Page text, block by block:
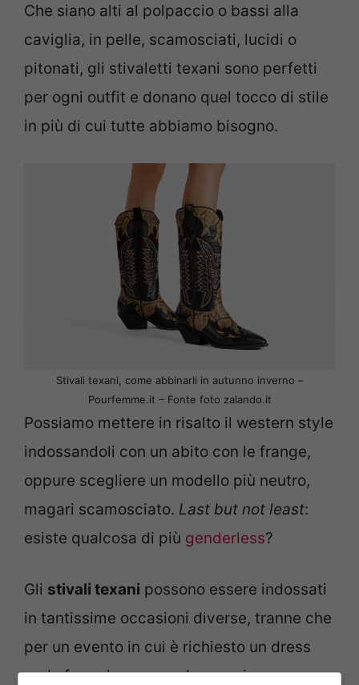
Che siano alti al polpaccio o bassi alla
caviglia, in pelle, scamosciati, lucidi o
pitonati, gli stivaletti texani sono perfetti
per ogni outfit e donano quel tocco di stile
in più di cui tutte abbiamo bisogno.
Stivali texani, come abbinarli in autunno inverno –
Pourfemme.it – Fonte foto zalando.it
Possiamo mettere in risalto il western style
indossandoli con un abito con le frange,
oppure scegliere un modello più neutro,
magari scamosciato. Last but not least:
esiste qualcosa di più genderless?
Gli stivali texani possono essere indossati
in tantissime occasioni diverse, tranne che
per un evento in cui è richiesto un dress
code formale, come ad esempio una